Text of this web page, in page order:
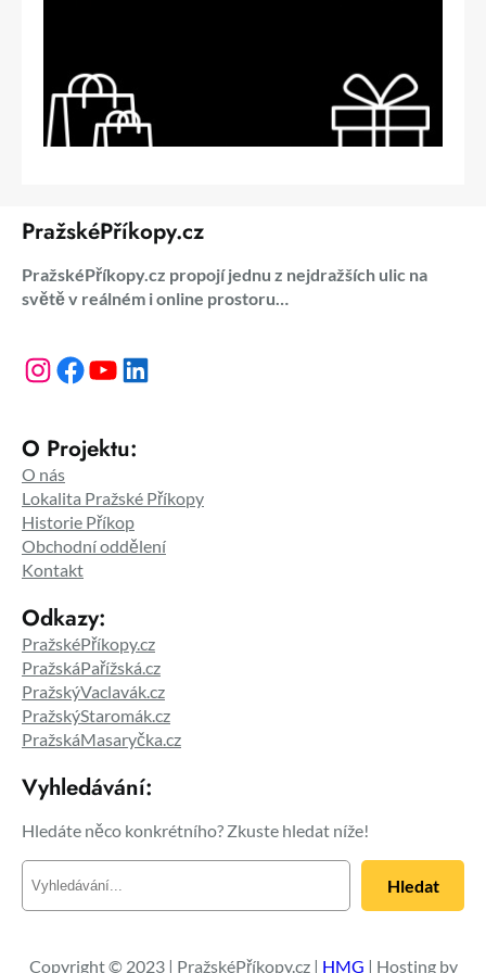
PražskéPříkopy.cz
PražskéPříkopy.cz propojí jednu z nejdražších ulic na
světě v reálném i online prostoru…
Instagram Facebook YouTube LinkedIn
O Projektu:
O nás
Lokalita Pražské Příkopy
Historie Příkop
Obchodní oddělení
Kontakt
Odkazy:
PražskéPříkopy.cz
PražskáPařížská.cz
PražskýVaclavák.cz
PražskýStaromák.cz
PražskáMasaryčka.cz
Vyhledávání:
Hledáte něco konkrétního? Zkuste hledat níže!
e
a
Hledat
Copyright © 2023 | PražskéPříkopy.cz | HMG | Hosting by